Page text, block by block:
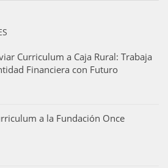
Curriculum a Caja Rural: Trabaja
Financiera con Futuro
a la Fundación Once